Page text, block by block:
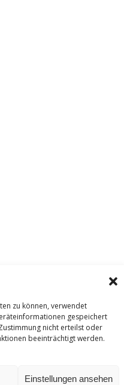
zu können, verwendet
gespeichert
nicht erteilst oder
beeinträchtigt werden.
Einstellungen ansehen